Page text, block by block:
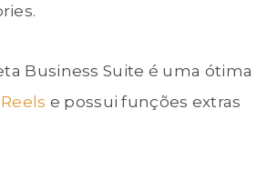
Business Suite é uma ótima
Reels e possui funções extras